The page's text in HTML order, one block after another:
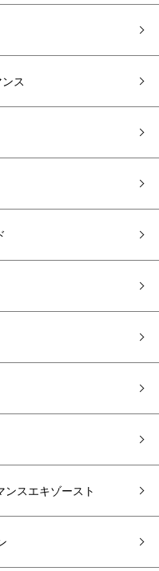
ス
スエキゾースト